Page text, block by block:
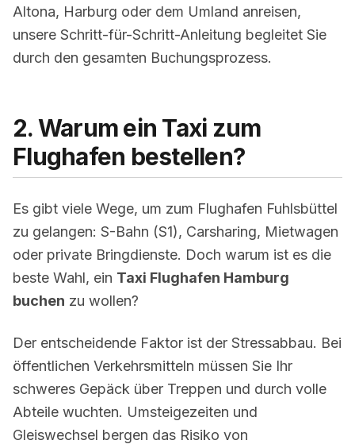
Altona, Harburg oder dem Umland anreisen,
unsere Schritt-für-Schritt-Anleitung begleitet Sie
durch den gesamten Buchungsprozess.
2. Warum ein Taxi zum
Flughafen bestellen?
Es gibt viele Wege, um zum Flughafen Fuhlsbüttel
zu gelangen: S-Bahn (S1), Carsharing, Mietwagen
oder private Bringdienste. Doch warum ist es die
beste Wahl, ein Taxi Flughafen Hamburg
buchen zu wollen?
Der entscheidende Faktor ist der Stressabbau. Bei
öffentlichen Verkehrsmitteln müssen Sie Ihr
schweres Gepäck über Treppen und durch volle
Abteile wuchten. Umsteigezeiten und
Gleiswechsel bergen das Risiko von